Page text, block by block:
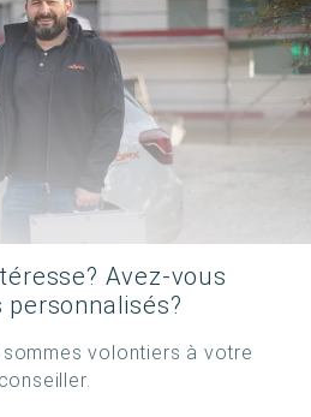
Avez-vous
personnalisés?
volontiers à votre